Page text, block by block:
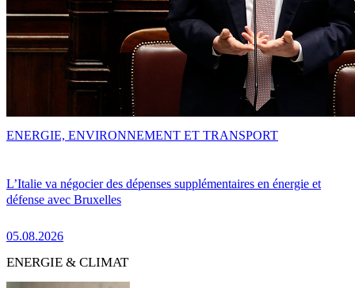
L’Italie va négocier des dépenses supplémentaires en énergie et
défense avec Bruxelles
05.08.2026
ENERGIE, ENVIRONNEMENT ET TRANSPORT
ENERGIE & CLIMAT